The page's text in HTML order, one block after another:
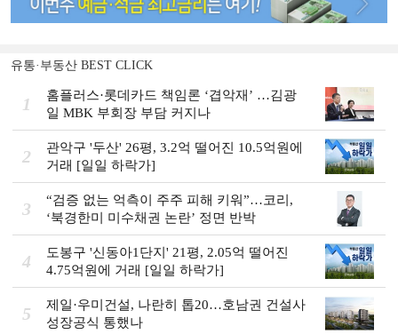
유통·부동산 BEST CLICK
1
홈플러스·롯데카드 책임론 ‘겹악재’ …김광
일 MBK 부회장 부담 커지나
2
관악구 '두산' 26평, 3.2억 떨어진 10.5억원에
거래 [일일 하락가]
3
“검증 없는 억측이 주주 피해 키워”…코리,
‘북경한미 미수채권 논란’ 정면 반박
4
도봉구 '신동아1단지' 21평, 2.05억 떨어진
4.75억원에 거래 [일일 하락가]
5
제일·우미건설, 나란히 톱20…호남권 건설사
성장공식 통했나